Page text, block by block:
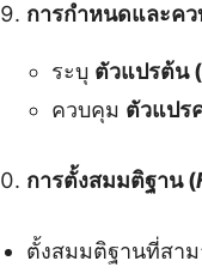
การกำหนดและค
ระบุ ตัวแปรต้น
ควบคุม ตัวแปร
การตั้งสมมติฐาน (
ตั้งสมมติฐานที่สาม